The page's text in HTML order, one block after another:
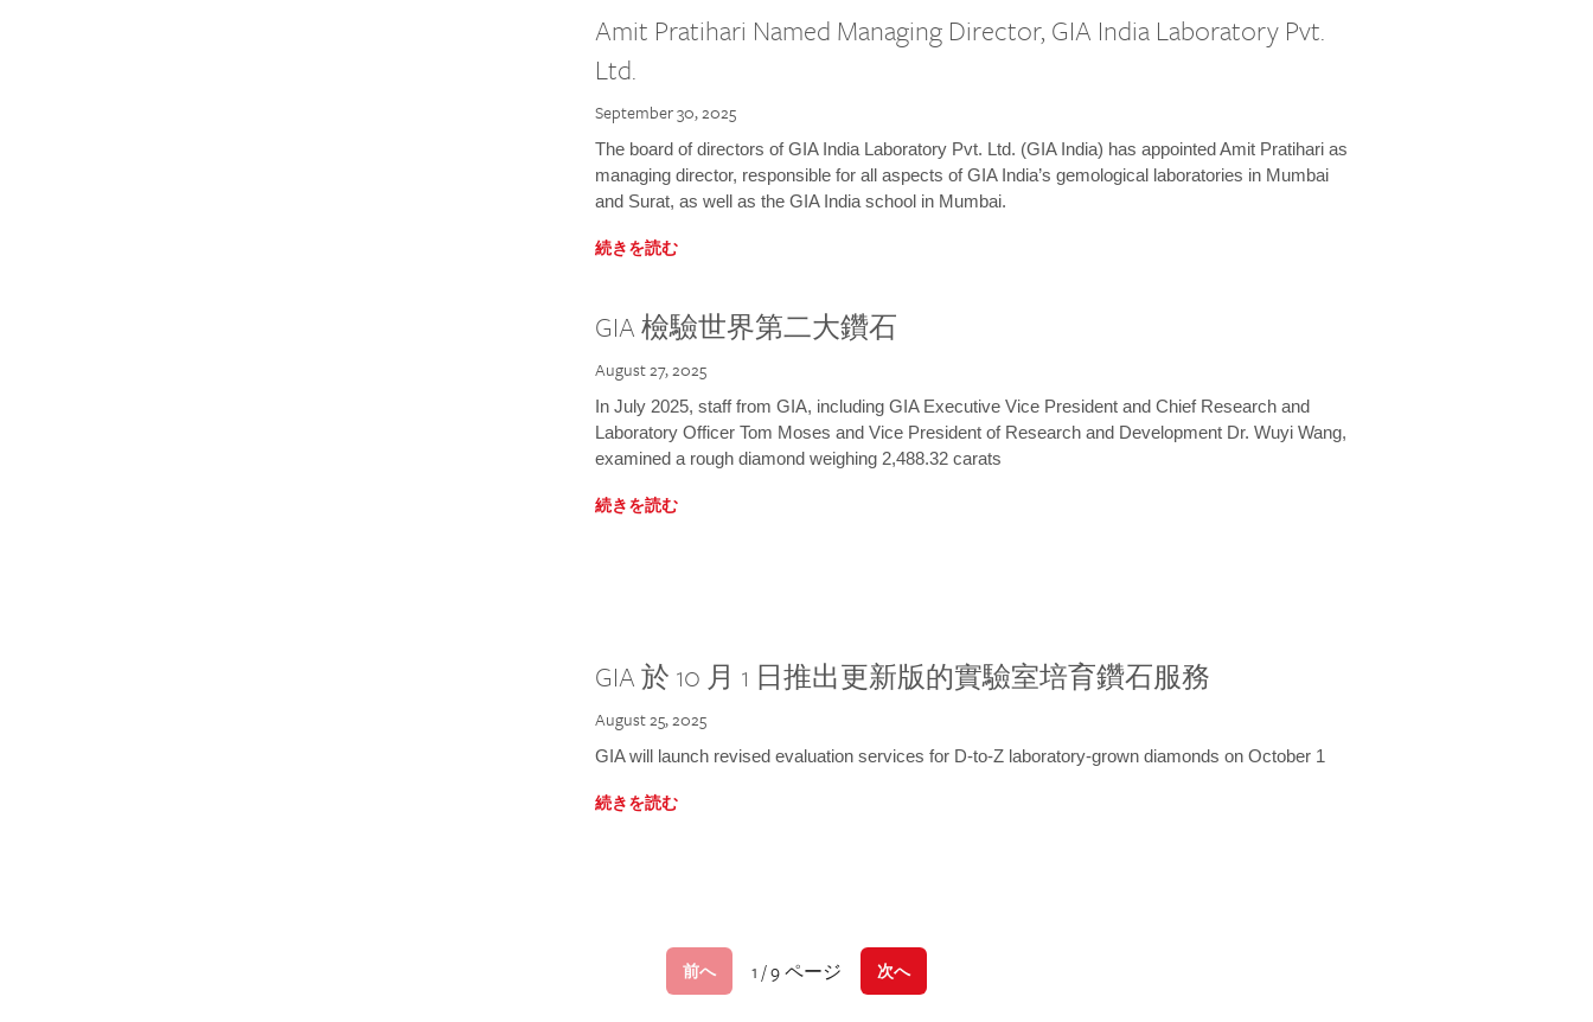
Amit Pratihari Named Managing Director, GIA India Laboratory Pvt.
Ltd.
September 30, 2025
The board of directors of GIA India Laboratory Pvt. Ltd. (GIA India) has appointed Amit Pratihari as
managing director, responsible for all aspects of GIA India’s gemological laboratories in Mumbai
and Surat, as well as the GIA India school in Mumbai.
続きを読む
GIA 檢驗世界第二大鑽石
August 27, 2025
In July 2025, staff from GIA, including GIA Executive Vice President and Chief Research and
Laboratory Officer Tom Moses and Vice President of Research and Development Dr. Wuyi Wang,
examined a rough diamond weighing 2,488.32 carats
続きを読む
GIA 於 10 月 1 日推出更新版的實驗室培育鑽石服務
August 25, 2025
GIA will launch revised evaluation services for D-to-Z laboratory-grown diamonds on October 1
続きを読む
前へ 1 / 9 ページ 次へ